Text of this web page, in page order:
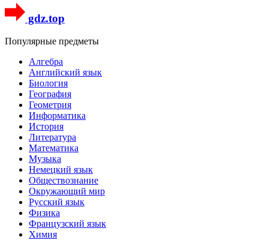
gdz.top
Популярные предметы
Алгебра
Английский язык
Биология
География
Геометрия
Информатика
История
Литература
Математика
Музыка
Немецкий язык
Обществознание
Окружающий мир
Русский язык
Физика
Французский язык
Химия